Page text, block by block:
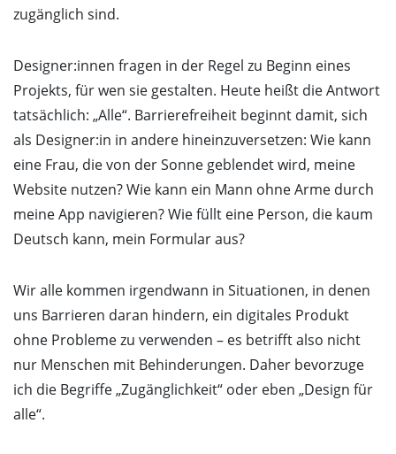
zugänglich sind.
Designer:innen fragen in der Regel zu Beginn eines
Projekts, für wen sie gestalten. Heute heißt die Antwort
tatsächlich: „Alle“. Barrierefreiheit beginnt damit, sich
als Designer:in in andere hineinzuversetzen: Wie kann
eine Frau, die von der Sonne geblendet wird, meine
Website nutzen? Wie kann ein Mann ohne Arme durch
meine App navigieren? Wie füllt eine Person, die kaum
Deutsch kann, mein Formular aus?
Wir alle kommen irgendwann in Situationen, in denen
uns Barrieren daran hindern, ein digitales Produkt
ohne Probleme zu verwenden – es betrifft also nicht
nur Menschen mit Behinderungen. Daher bevorzuge
ich die Begriffe „Zugänglichkeit“ oder eben „Design für
alle“.